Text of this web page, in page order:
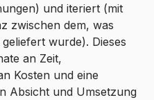
und iteriert (mit
zwischen dem, was
wurde). Dieses
an Zeit,
Kosten und eine
Absicht und Umsetzung